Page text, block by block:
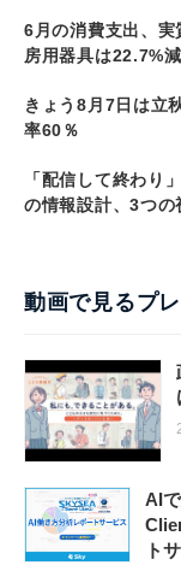
6月の消費支出、
房用器具は22.7%
きょう8月7日は立
率60％
「配信して終わり
の情報設計、3つの
動画で見るプ
AI
ト